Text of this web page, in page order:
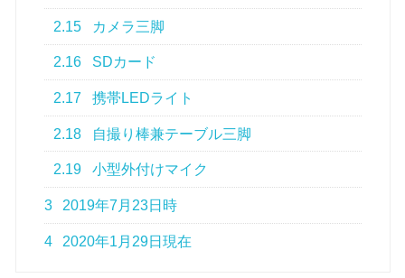
2.15 カメラ三脚
2.16 SDカード
2.17 携帯LEDライト
2.18 自撮り棒兼テーブル三脚
2.19 小型外付けマイク
3 2019年7月23日時
4 2020年1月29日現在